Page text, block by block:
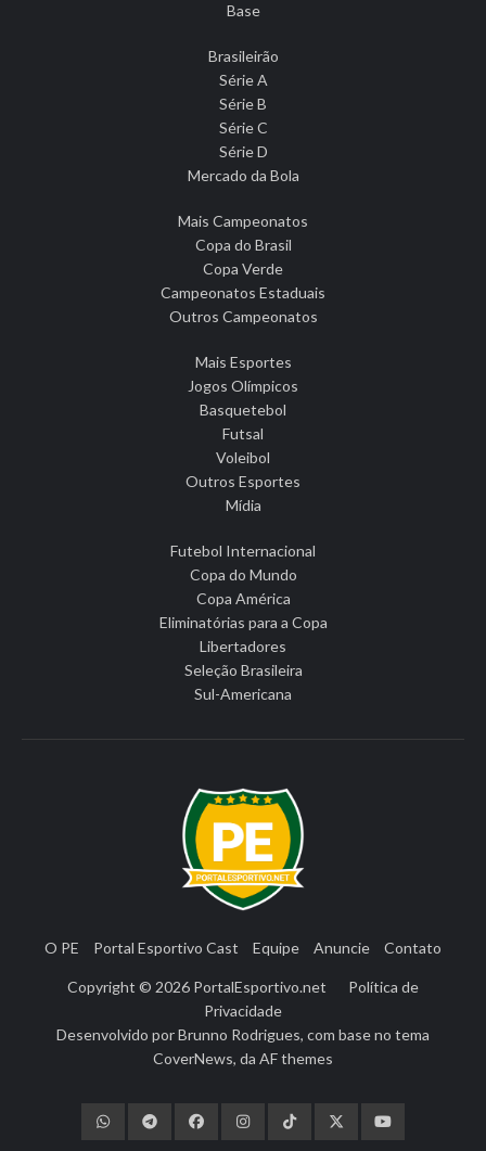
Base
Brasileirão
Série A
Série B
Série C
Série D
Mercado da Bola
Mais Campeonatos
Copa do Brasil
Copa Verde
Campeonatos Estaduais
Outros Campeonatos
Mais Esportes
Jogos Olímpicos
Basquetebol
Futsal
Voleibol
Outros Esportes
Mídia
Futebol Internacional
Copa do Mundo
Copa América
Eliminatórias para a Copa
Libertadores
Seleção Brasileira
Sul-Americana
O PE Portal Esportivo Cast Equipe Anuncie Contato
Copyright © 2026 PortalEsportivo.net
Política de
Privacidade
Desenvolvido porBrunno Rodrigues, com base no tema
CoverNews, da AF themes